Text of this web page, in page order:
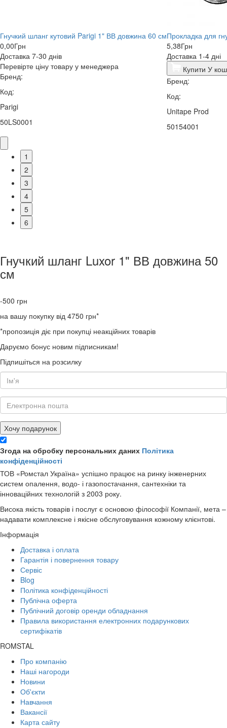
Гнучкий шланг кутовий Parigi 1" ВВ довжина 60 см
0,00Грн
Доставка 7-30 днів
Перевірте ціну товару у менеджера
Бренд:
Код:
Parigi
50LS0001
Прокладка для
5,38Грн
Доставка 1-4 дні
Купити У
Бренд:
Код:
Unitape Prod
50154001
1
2
3
4
5
6
Гнучкий шланг Luxor 1" ВВ довжина 50
см
-500 грн
на вашу покупку від 4750 грн*
*пропозиція діє при покупці неакційних товарів
Даруємо бонус новим підписникам!
Підпишіться на розсилку
Хочу подарунок
Згода на обробку персональних даних Політика
конфіденційності
ТОВ «Ромстал Україна» успішно працює на ринку інженерних
систем опалення, водо- і газопостачання, сантехніки та
інноваційних технологій з 2003 року.
Висока якість товарів і послуг є основою філософії Компанії, мета –
надавати комплексне і якісне обслуговування кожному клієнтові.
Інформація
Доставка і оплата
Гарантія і повернення товару
Сервіс
Blog
Політика конфіденційності
Публічна оферта
Публічний договір оренди обладнання
Правила використання електронних подарункових
сертифікатів
ROMSTAL
Про компанію
Наші нагороди
Новини
Об'єкти
Навчання
Вакансії
Карта сайту